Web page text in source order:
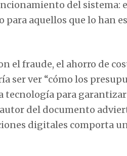
del sistema:
aquellos que lo han
el fraude, el ahorro de
ser ver “cómo los
tecnología para
del documento
digitales comporta